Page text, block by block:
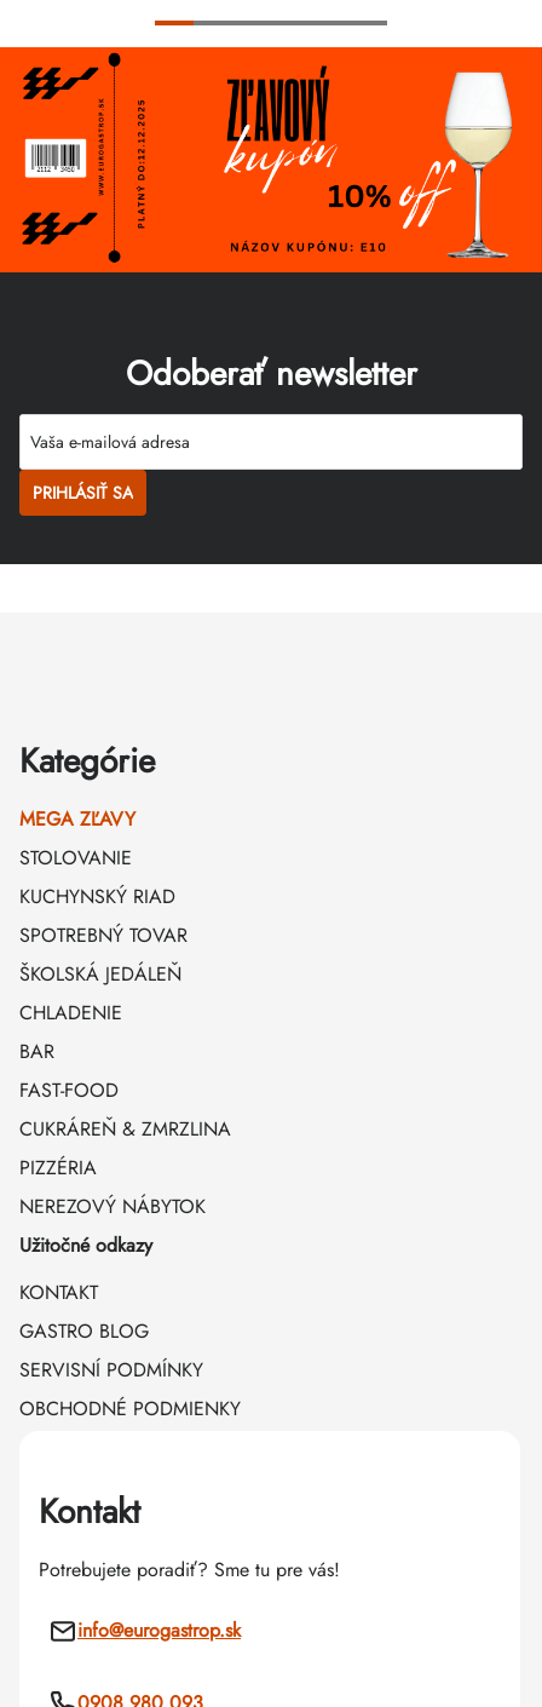
Odoberať newsletter
PRIHLÁSIŤ SA
Kategórie
MEGA ZĽAVY
STOLOVANIE
KUCHYNSKÝ RIAD
SPOTREBNÝ TOVAR
ŠKOLSKÁ JEDÁLEŇ
CHLADENIE
BAR
FAST-FOOD
CUKRÁREŇ & ZMRZLINA
PIZZÉRIA
NEREZOVÝ NÁBYTOK
Užitočné odkazy
KONTAKT
GASTRO BLOG
SERVISNÍ PODMÍNKY
OBCHODNÉ PODMIENKY
Kontakt
Potrebujete poradiť? Sme tu pre vás!
info@eurogastrop.sk